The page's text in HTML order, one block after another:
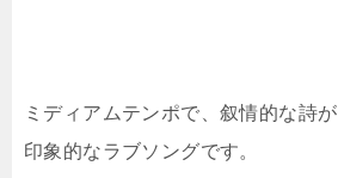
ミディアムテンポで、叙情的な詩が
印象的なラブソングです。